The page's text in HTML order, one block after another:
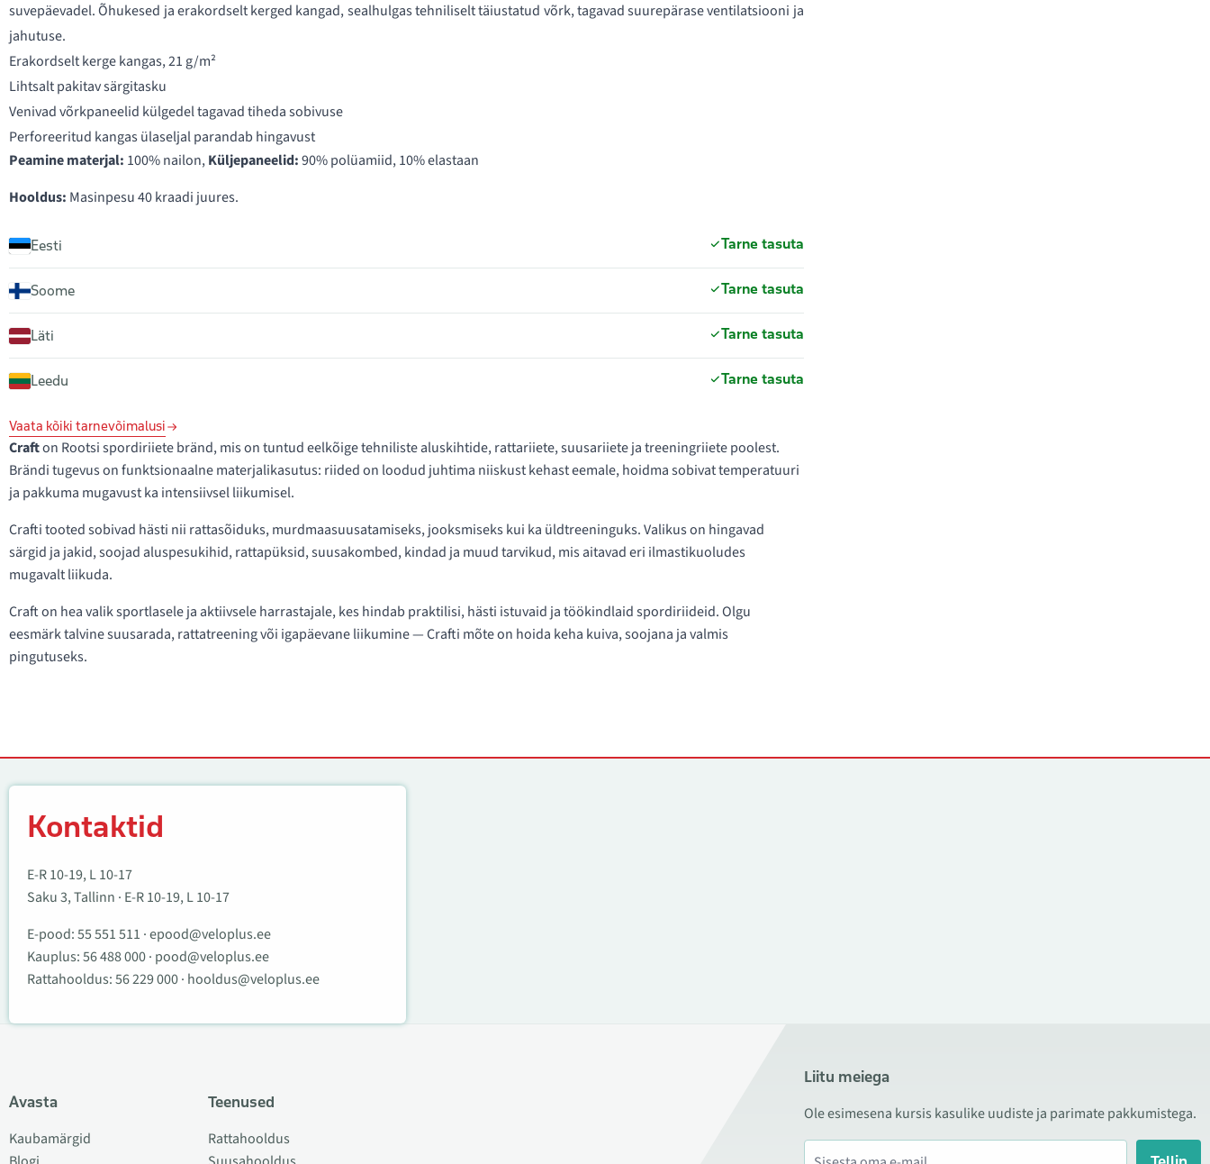
suvepäevadel. Õhukesed ja erakordselt kerged kangad, sealhulgas tehniliselt täiustatud võrk, tagavad suurepärase ventilatsiooni ja
jahutuse.
Erakordselt kerge kangas, 21 g/m²
Lihtsalt pakitav särgitasku
Venivad võrkpaneelid külgedel tagavad tiheda sobivuse
Perforeeritud kangas ülaseljal parandab hingavust
Peamine materjal: 100% nailon,Küljepaneelid:90% polüamiid, 10% elastaan
Hooldus: Masinpesu 40 kraadi juures.
Eesti Tarne tasuta
Soome Tarne tasuta
Läti Tarne tasuta
Leedu Tarne tasuta
Vaata kõiki tarnevõimalusi
Crafton Rootsi spordiriiete bränd, mis on tuntud eelkõige tehniliste aluskihtide, rattariiete, suusariiete ja treeningriiete poolest.
Brändi tugevus on funktsionaalne materjalikasutus: riided on loodud juhtima niiskust kehast eemale, hoidma sobivat temperatuuri
ja pakkuma mugavust ka intensiivsel liikumisel.
Crafti tooted sobivad hästi nii rattasõiduks, murdmaasuusatamiseks, jooksmiseks kui ka üldtreeninguks. Valikus on hingavad
särgid ja jakid, soojad aluspesukihid, rattapüksid, suusakombed, kindad ja muud tarvikud, mis aitavad eri ilmastikuoludes
mugavalt liikuda.
Craft on hea valik sportlasele ja aktiivsele harrastajale, kes hindab praktilisi, hästi istuvaid ja töökindlaid spordiriideid. Olgu
eesmärk talvine suusarada, rattatreening või igapäevane liikumine — Crafti mõte on hoida keha kuiva, soojana ja valmis
pingutuseks.
Kontaktid
E-R 10-19, L 10-17
Saku 3, Tallinn · E-R 10-19, L 10-17
E-pood:55 551 511 ·epood@veloplus.ee
Kauplus:56 488 000· pood@veloplus.ee
Rattahooldus:56 229 000· hooldus@veloplus.ee
Avasta
Kaubamärgid
Teenused
Rattahooldus
Liitu meiega
Ole esimesena kursis kasulike uudiste ja parimate pakkumistega.